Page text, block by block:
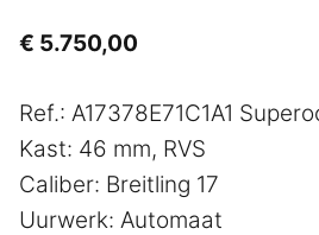
€ 5.750,00
Ref.: A17378E71C1A1
Kast: 46 mm, RVS
Caliber: Breitling 17
Uurwerk: Automaat